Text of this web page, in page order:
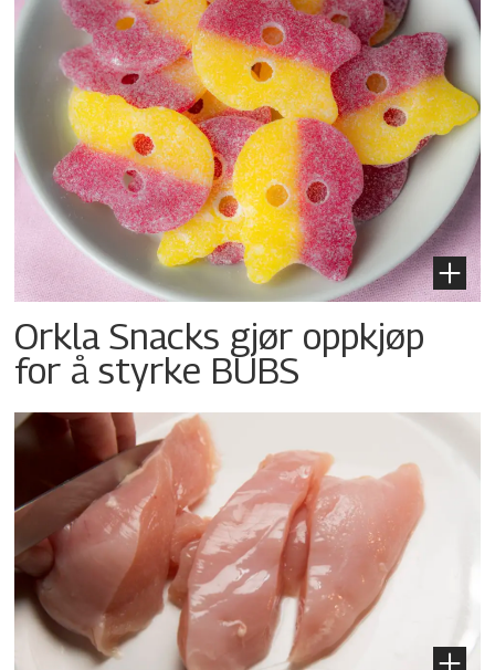
Orkla Snacks gjør oppkjøp
for å styrke BUBS